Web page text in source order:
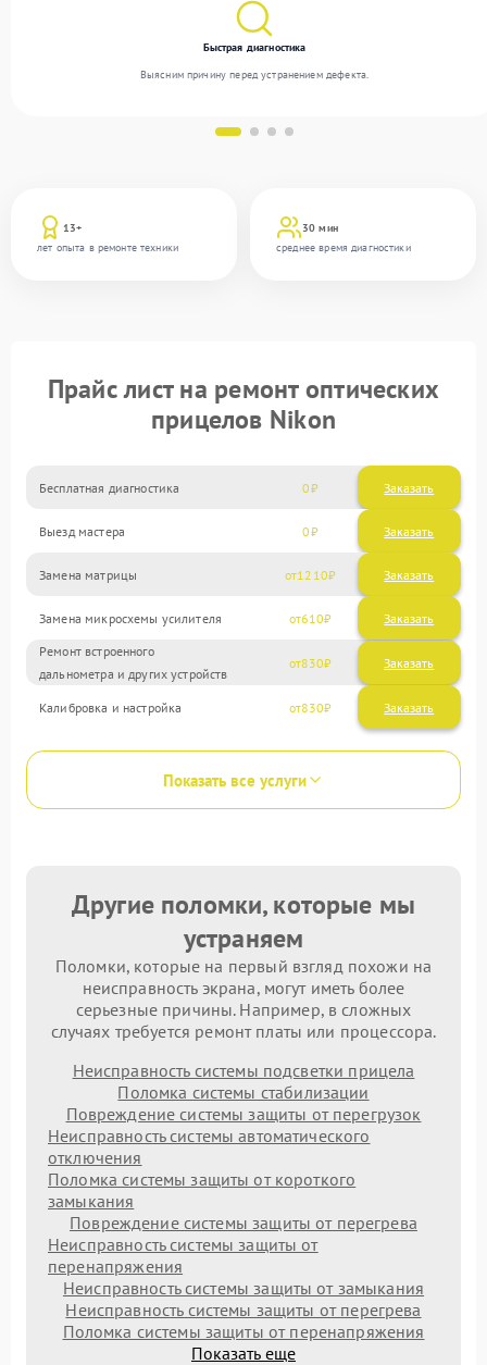
13+
лет опыта в ремонте техники
30 мин
среднее время диагностики
Быстрая диагностика
Выясним причину перед устранением дефекта.
Прайс лист на ремонт оптических
прицелов Nikon
Бесплатная диагностика 0 Заказать
Выезд мастера 0 Заказать
Замена матрицы 1210
Замена микросхемы усилителя 610
Ремонт встроенного
дальнометра и других устройств
830
Калибровка и настройка 830
Показать все услуги
Другие поломки, которые мы
устраняем
Поломки, которые на первый взгляд похожи на
неисправность экрана, могут иметь более
серьезные причины. Например, в сложных
случаях требуется ремонт платы или процессора.
Неисправность системы подсветки прицела
Поломка системы стабилизации
Повреждение системы защиты от перегрузок
Неисправность системы автоматического
отключения
Поломка системы защиты от короткого
замыкания
Повреждение системы защиты от перегрева
Неисправность системы защиты от
перенапряжения
Неисправность системы защиты от замыкания
Неисправность системы защиты от перегрева
Поломка системы защиты от перенапряжения
Показать еще